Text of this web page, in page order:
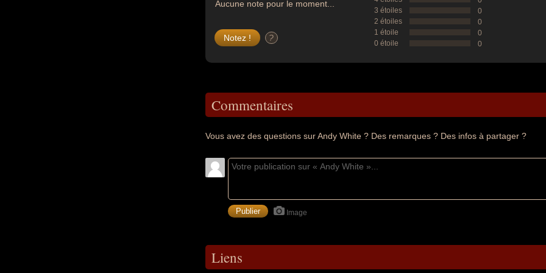
Aucune note pour le moment...
?
3 étoiles
0
2 étoiles
0
1 étoile
0
0 étoile
0
Commentaires
Vous avez des questions sur Andy White ? Des remarques ? Des infos à partager ?
Image
Liens